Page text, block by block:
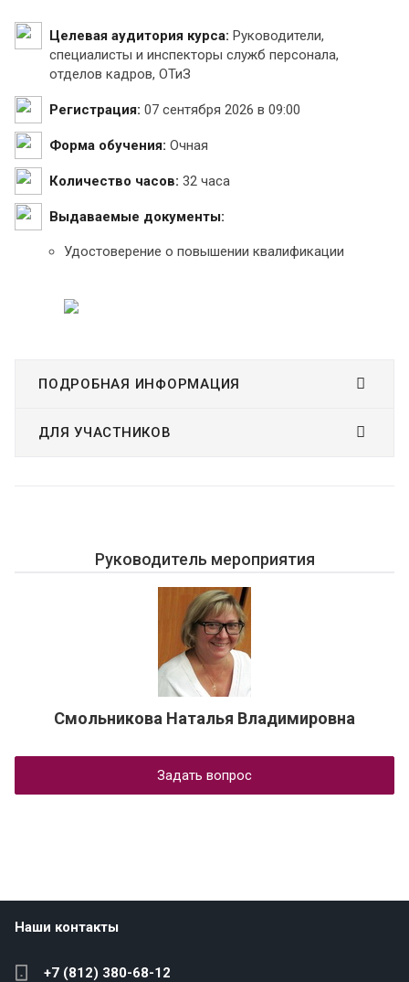
Целевая аудитория курса: Руководители,
специалисты и инспекторы служб персонала,
отделов кадров, ОТиЗ
Регистрация: 07 сентября 2026 в 09:00
Форма обучения: Очная
Количество часов: 32 часа
Выдаваемые документы:
Удостоверение о повышении квалификации
ПОДРОБНАЯ ИНФОРМАЦИЯ
ДЛЯ УЧАСТНИКОВ
Руководитель мероприятия
Смольникова Наталья Владимировна
Задать вопрос
Наши контакты
+7 (812) 380-68-12